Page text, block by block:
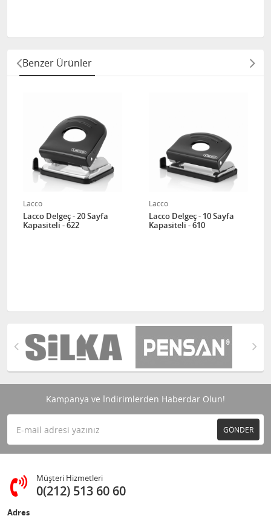
Benzer Ürünler
Lacco
Lacco Delgeç - 20 Sayfa
Kapasiteli - 622
Lacco
Lacco Delgeç - 10 Sayfa
Kapasiteli - 610
Kampanya ve İndirimlerden Haberdar Olun!
GÖNDER
Müşteri Hizmetleri
0(212) 513 60 60
Adres